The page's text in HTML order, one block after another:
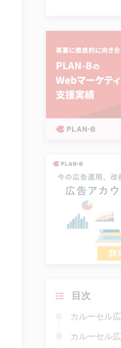
目次
カルーセル
カルーセル